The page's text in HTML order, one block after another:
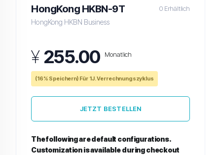
HongKong HKBN-9T 0 Erhältlich
HongKong HKBN Business
¥ 255.00 Monatlich
(16% Speichern) Für 1J. Verrechnungszyklus
JETZT BESTELLEN
The following are default configurations.
Customization is available during checkout